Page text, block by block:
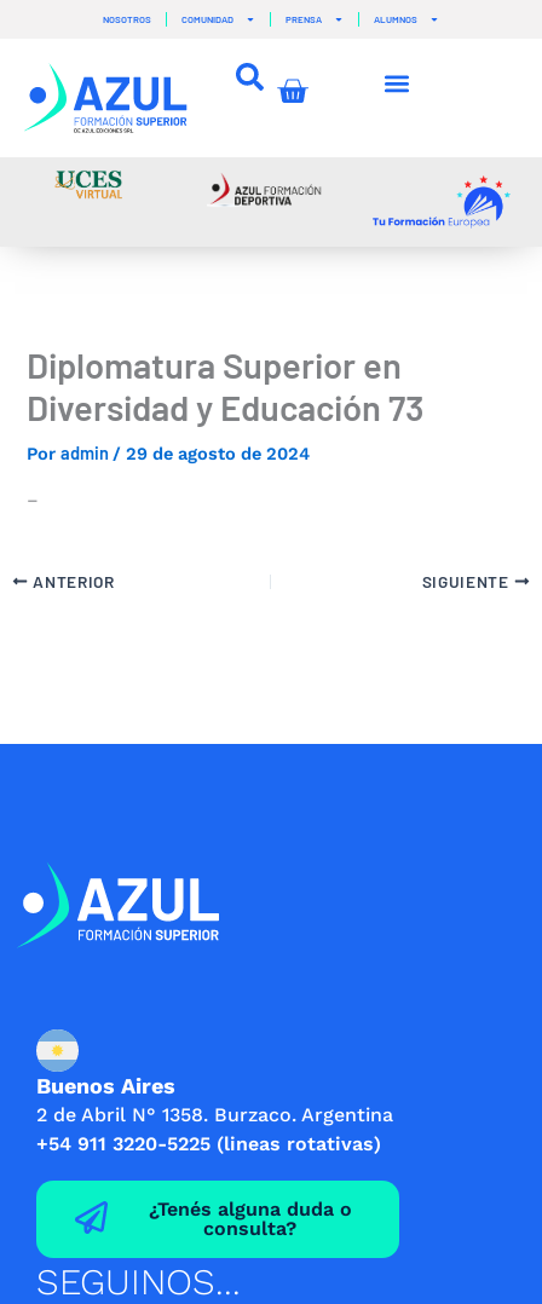
contenido
NOSOTROS COMUNIDAD PRENSA ALUMNOS
Carrito
Diplomatura Superior en
Diversidad y Educación 73
Poradmin /29 de agosto de 2024
–
ANTERIOR SIGUIENTE
Buenos Aires
2 de Abril N° 1358. Burzaco. Argentina
+54 911 3220-5225 (lineas rotativas)
¿Tenés alguna duda o
consulta?
SEGUINOS...